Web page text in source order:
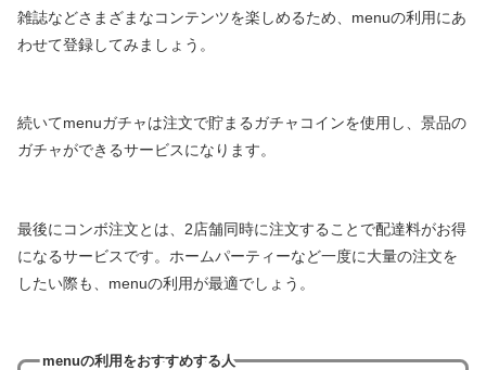
雑誌などさまざまなコンテンツを楽しめるため、menuの利用にあ
わせて登録してみましょう。
続いてmenuガチャは注文で貯まるガチャコインを使用し、景品の
ガチャができるサービスになります。
最後にコンボ注文とは、2店舗同時に注文することで配達料がお得
になるサービスです。ホームパーティーなど一度に大量の注文を
したい際も、menuの利用が最適でしょう。
menuの利用をおすすめする人